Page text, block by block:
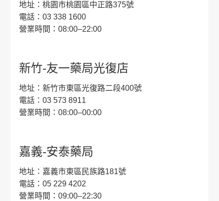
地址：桃園市桃園區中正路375號
電話：03 338 1600
營業時間：08:00–22:00
新竹-友一藥局光復店
地址：新竹市東區光復路二段400號
電話：03 573 8911
營業時間：08:00–00:00
嘉義-安泰藥局
地址：嘉義市東區民族路181號
電話：05 229 4202
營業時間：09:00–22:30